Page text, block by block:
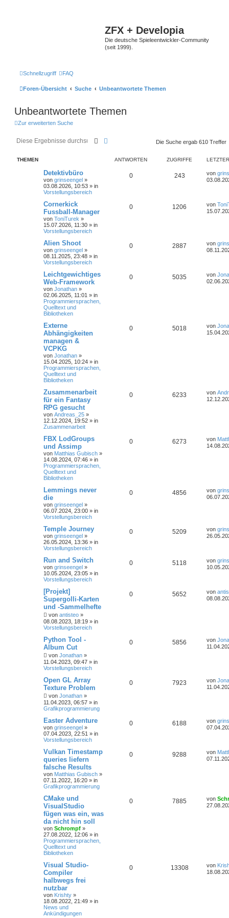
ZFX + Developia
Die deutsche Spieleentwickler-Community
(seit 1999).
Schnellzugriff FAQ
Foren-Übersicht Suche Unbeantwortete Themen
Unbeantwortete Themen
Zur erweiterten Suche
SucheErweiterte SucheDie Suche ergab 610 Treffer
THEMEN ANTWORTEN ZUGRIFFE
Detektivbüro
von grinseengel »
03.08.2026, 10:53 » in
Vorstellungsbereich
0 243 von
Cornerkick
Fussball-Manager
von ToniTurek »
15.07.2026, 11:30 » in
Vorstellungsbereich
0 1206 von
Alien Shoot
von grinseengel »
08.11.2025, 23:48 » in
Vorstellungsbereich
0 2887 von
Leichtgewichtiges
Web-Framework
von Jonathan »
02.06.2025, 11:01 » in
Programmiersprachen,
Quelltext und
Bibliotheken
0 5035 von
Externe
Abhängigkeiten
managen &
VCPKG
von Jonathan »
15.04.2025, 10:24 » in
Programmiersprachen,
Quelltext und
Bibliotheken
0 5018 von
Zusammenarbeit
für ein Fantasy
RPG gesucht
von Andreas_25 »
12.12.2024, 19:52 » in
Zusammenarbeit
0 6233 von
FBX LodGroups
und Assimp
von Matthias Gubisch »
14.08.2024, 07:46 » in
Programmiersprachen,
Quelltext und
Bibliotheken
0 6273 von
Lemmings never
die
von grinseengel »
06.07.2024, 23:00 » in
Vorstellungsbereich
0 4856 von
Temple Journey
von grinseengel »
26.05.2024, 13:36 » in
Vorstellungsbereich
0 5209 von
Run and Switch
von grinseengel »
10.05.2024, 23:05 » in
Vorstellungsbereich
0 5118 von
[Projekt]
Supergolli-Karten
und -Sammelhefte
von antisteo »
08.08.2023, 18:19 » in
Vorstellungsbereich
0 5652 von
Python Tool -
Album Cut
von Jonathan »
11.04.2023, 09:47 » in
Vorstellungsbereich
0 5856 von
Open GL Array
Texture Problem
von Jonathan »
11.04.2023, 06:57 » in
Grafikprogrammierung
0 7923 von
Easter Adventure
von grinseengel »
07.04.2023, 22:51 » in
Vorstellungsbereich
0 6188 von
Vulkan Timestamp
queries liefern
falsche Results
von Matthias Gubisch »
07.11.2022, 16:20 » in
Grafikprogrammierung
0 9288 von
CMake und
VisualStudio
fügen was ein, was
da nicht hin soll
von Schrompf »
27.08.2022, 12:06 » in
Programmiersprachen,
Quelltext und
Bibliotheken
0 7885 von
Visual Studio-
Compiler
halbwegs frei
nutzbar
von Krishty »
18.08.2022, 21:49 » in
News und
Ankündigungen
0 13308 von